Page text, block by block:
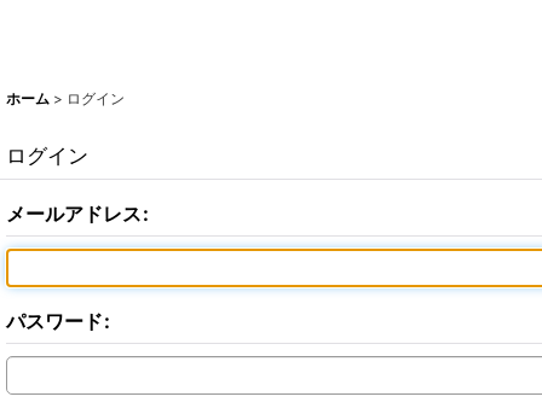
ホーム > ログイン
ログイン
メールアドレス:
パスワード: